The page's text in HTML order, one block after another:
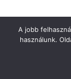
Minden
A jobb
használunk.